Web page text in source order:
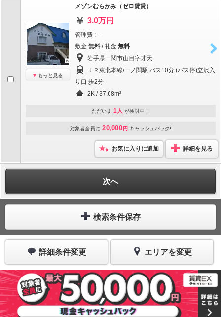
もっと見る
メゾンむらかみ（ゼロ賃貸）
3.0万円
管理費 : －
敷金 無料 / 礼金 無料
岩手県一関市山目字才天
ＪＲ東北本線/一ノ関駅 バス10分 (バス停)立沢入
り口 歩2分
2K / 37.68m²
ただいま 1人 が検討中！
対象者全員に 20,000 円 キャッシュバック!
お気に入りに追加 詳細を見る
次へ
検索条件保存
詳細条件変更 エリアを変更